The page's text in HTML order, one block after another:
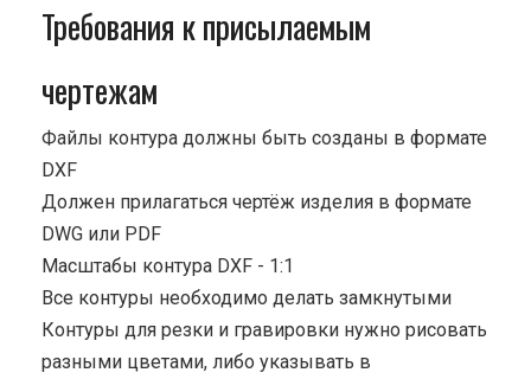
Требования к присылаемым
чертежам
Файлы контура должны быть созданы в формате
DXF
Должен прилагаться чертёж изделия в формате
DWG или PDF
Масштабы контура DXF - 1:1
Все контуры необходимо делать замкнутыми
Контуры для резки и гравировки нужно рисовать
разными цветами, либо указывать в